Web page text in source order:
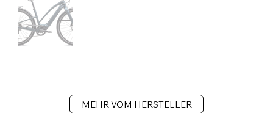
MEHR VOM HERSTELLER